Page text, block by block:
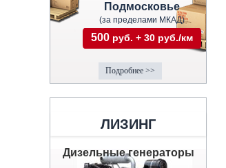
Подмосковье
(за пределами МКАД)
500 руб. + 30 руб./км
Подробнее >>
ЛИЗИНГ
Дизельные генераторы